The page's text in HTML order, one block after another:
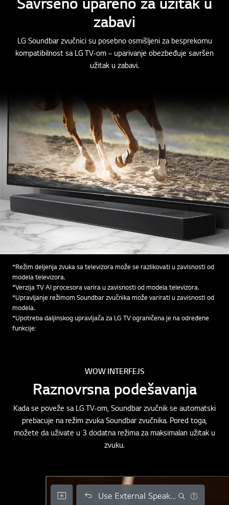
zabavi
LG Soundbar zvučnici su posebno osmišljeni za besprekornu
kompatibilnost sa LG TV-om – uparivanje obezbeđuje savršen
užitak u zabavi.
*Režim deljenja zvuka sa televizora može se razlikovati u zavisnosti od
modela televizora.
*Verzija TV AI procesora varira u zavisnosti od modela televizora.
*Upravljanje režimom Soundbar zvučnika može varirati u zavisnosti od
modela.
*Upotreba daljinskog upravljača za LG TV ograničena je na određene
funkcije:
WOW INTERFEJS
Raznovrsna podešavanja
Kada se poveže sa LG TV-om, Soundbar zvučnik se automatski
prebacuje na režim zvuka Soundbar zvučnika. Pored toga,
možete da uživate u 3 dodatna režima za maksimalan užitak u
zvuku.